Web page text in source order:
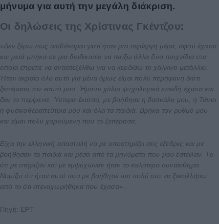
μήνυμα για αυτή την μεγάλη διάκριση.
Οι δηλώσεις της Χρίστινας Γκέντζου:
«Δεν ξέρω πως αισθάνομαι γιατί ήταν μια περίεργη μέρα, αφού έχασα
και μετά μπήκα σε μια διαδικασία να παίξω άλλα δυο παιχνίδια στα
οποία έπρεπε να ανταπεξέλθω για να κερδίσω το χάλκινο μετάλλιο.
Ήταν ακραίο όλο αυτό για μένα όμως είμαι πολύ περήφανη διότι
ξεπέρασα τον εαυτό μου. Ήμουν χάλια ψυχολογικά επειδή έχασα και
δεν το περίμενα. Ύστερα έκατσα, με βοήθησε η δασκάλα μου, η Τάνια
η φυσικοθεραπεύτρια μου και όλα τα παιδιά. Βρήκα τον ρυθμό μου
και είμαι πολύ χαρούμενη που το ξεπέρασα.
Είχα την ελληνική αποστολή να με υποστηρίζει στις εξέδρες και με
βοήθησαν τα παιδιά και μέσα από τα μηνύματα που μου έστειλαν. Το
ότι με στήριζαν και με εμψύχωναν ήταν το καλύτερο συναίσθημα.
Νομίζω ότι ήταν αυτό που με βοήθησε πιο πολύ στο να ξεκολλήσω
από το ότι στεναχωρήθηκα που έχασα».
Πηγή: EΡΤ